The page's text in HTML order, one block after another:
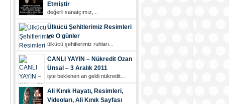
Etmiştir
değerli sanatçımız,...
Ülkücü Şehitlerimiz Resimleri
ve O günler
ülkücü şehi̇tleri̇mi̇z ruhları...
CANLI YAYIN – Nükredit Ozan
Ünsal – 3 Aralık 2011
i̇şte beklenen an geldi̇ nükredi̇t...
Ali Kınık Hayatı, Resimleri,
Videoları, Ali Kınık Sayfası